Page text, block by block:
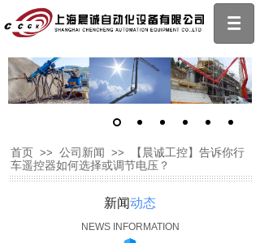
首页 >> 公司新闻 >>
【晨诚工控】告诉你行
车遥控器如何选择或调节电压？
新闻动态
NEWS INFORMATION